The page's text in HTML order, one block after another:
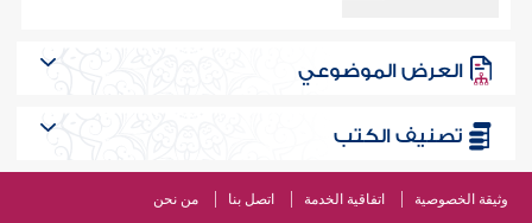
العرض الموضوعي
تصنيف الكتب
وثيقة الخصوصية اتفاقية الخدمة اتصل بنا من نحن